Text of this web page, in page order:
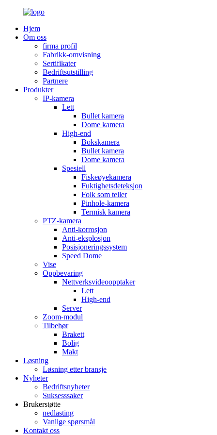
Hjem
Om oss
firma profil
Fabrikk-omvisning
Sertifikater
Bedriftsutstilling
Partnere
Produkter
IP-kamera
Lett
Bullet kamera
Dome kamera
High-end
Bokskamera
Bullet kamera
Dome kamera
Spesiell
Fiskeøyekamera
Fuktighetsdeteksjon
Folk som teller
Pinhole-kamera
Termisk kamera
PTZ-kamera
Anti-korrosjon
Anti-eksplosjon
Posisjoneringssystem
Speed ​​Dome
Vise
Oppbevaring
Nettverksvideoopptaker
Lett
High-end
Server
Zoom-modul
Tilbehør
Brakett
Bolig
Makt
Løsning
Løsning etter bransje
Nyheter
Bedriftsnyheter
Suksesssaker
Brukerstøtte
nedlasting
Vanlige spørsmål
Kontakt oss